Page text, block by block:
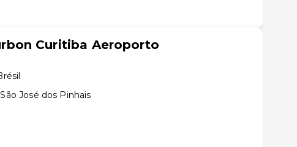
Curitiba Aeroporto
José dos Pinhais